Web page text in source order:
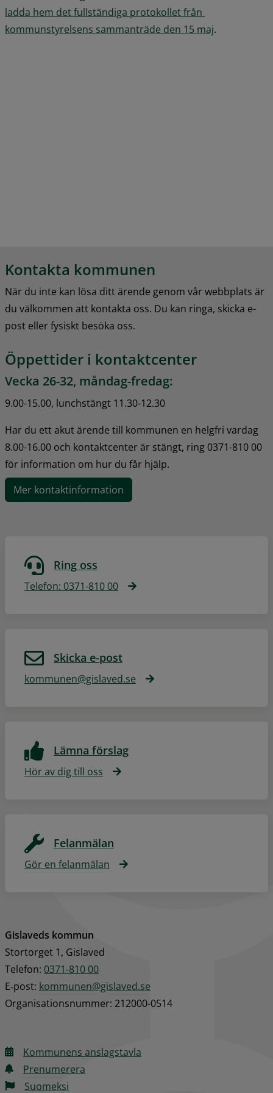
ladda hem det fullständiga protokollet från
kommunstyrelsens sammanträde den 15 majpdf, 1.7 MB.
.
Kontakta kommunen
När du inte kan lösa ditt ärende genom vår webbplats är
du välkommen att kontakta oss. Du kan ringa, skicka e-
post eller fysiskt besöka oss.
Öppettider i kontaktcenter
Vecka 26-32, måndag-fredag:
9.00-15.00, lunchstängt 11.30-12.30
Har du ett akut ärende till kommunen en helgfri vardag
8.00-16.00 och kontaktcenter är stängt, ring 0371-810 00
för information om hur du får hjälp.
Mer kontaktinformation
Ring oss
Telefon: 0371-810 00
Skicka e-post
kommunen@gislaved.se
Lämna förslag
Hör av dig till oss
Felanmälan
Gör en felanmälan
Gislaveds kommun
Stortorget 1, Gislaved
Telefon: 0371-810 00
E‑post: kommunen@gislaved.se
Organisationsnummer: 212000-0514
Kommunens anslagstavla
Prenumerera
Suomeksi